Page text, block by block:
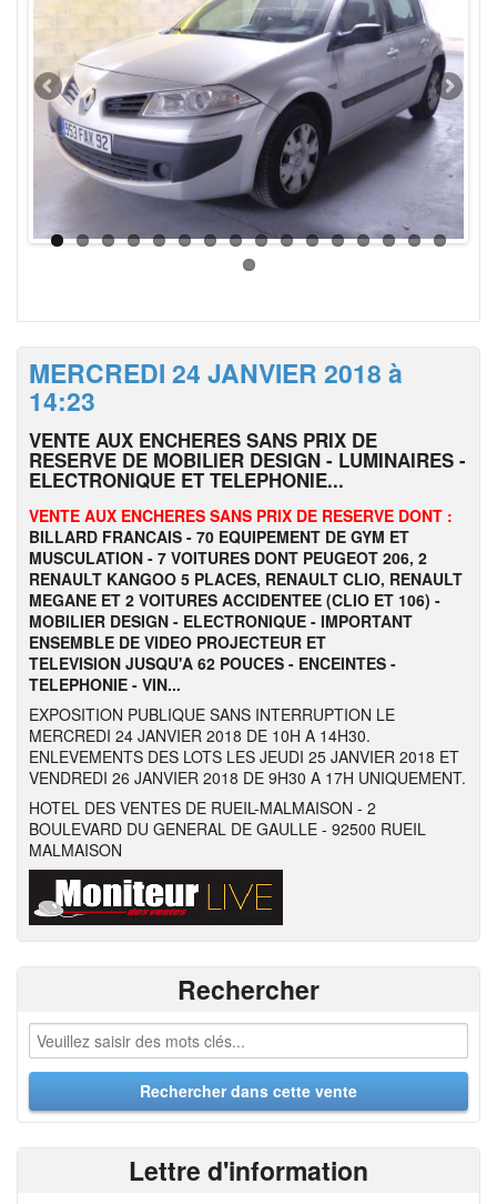
MERCREDI 24 JANVIER 2018 à
14:23
VENTE AUX ENCHERES SANS PRIX DE
RESERVE DE MOBILIER DESIGN - LUMINAIRES -
ELECTRONIQUE ET TELEPHONIE...
VENTE AUX ENCHERES SANS PRIX DE RESERVE DONT :
BILLARD FRANCAIS - 70 EQUIPEMENT DE GYM ET
MUSCULATION - 7 VOITURES DONT PEUGEOT 206, 2
RENAULT KANGOO 5 PLACES, RENAULT CLIO, RENAULT
MEGANE ET 2 VOITURES ACCIDENTEE (CLIO ET 106) -
MOBILIER DESIGN - ELECTRONIQUE - IMPORTANT
ENSEMBLE DE VIDEO PROJECTEUR ET
TELEVISION JUSQU'A 62 POUCES - ENCEINTES -
TELEPHONIE - VIN...
EXPOSITION PUBLIQUE SANS INTERRUPTION LE
MERCREDI 24 JANVIER 2018 DE 10H A 14H30.
ENLEVEMENTS DES LOTS LES JEUDI 25 JANVIER 2018 ET
VENDREDI 26 JANVIER 2018 DE 9H30 A 17H UNIQUEMENT.
HOTEL DES VENTES DE RUEIL-MALMAISON - 2
BOULEVARD DU GENERAL DE GAULLE - 92500 RUEIL
MALMAISON
Rechercher
Lettre d'information